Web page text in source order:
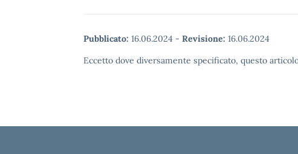
Pubblicato: 16.06.2024 - Revisione: 16.06.2024
Eccetto dove diversamente specificato, questo